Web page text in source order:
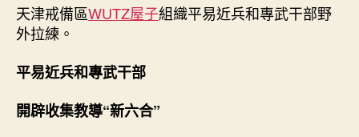
天津戒備區WUTZ屋子組織平易近兵和專武干部野
外拉練。
平易近兵和專武干部
開辟收集教導“新六合”